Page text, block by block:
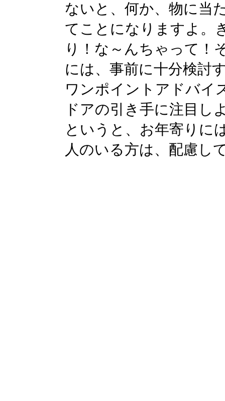
ないと、何か、物に当
てことになりますよ。
り！な～んちゃって！
には、事前に十分検討
ワンポイントアドバイ
ドアの引き手に注目し
というと、お年寄りに
人のいる方は、配慮し